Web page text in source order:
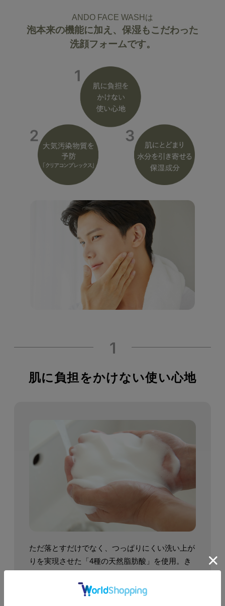
ANDO FACE WASHは
泡本来の機能に加え、保湿もこだわった
洗顔フォームです。
1
肌に負担をかけない使い心地
ただ落とすだけでなく、つっぱりにくい洗い上が
りを実現させた「4種の天然脂肪酸」を使用。
き
べ圧倒的に多い男性の皮脂を落としながらも、